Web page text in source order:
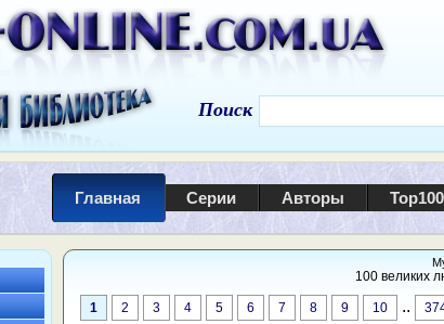
Поиск
Главная Серии Авторы Top100
100 великих
1 2 3 4 5 6 7 8 9 10 ..